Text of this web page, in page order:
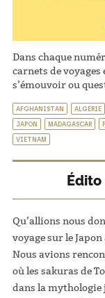
Dans chaque
carnets de
s’émouvoir ou
AFGHANISTAN ALGÉRIE
JAPON
MADAGASCAR
VIETNAM
Édito
Qu’allions nous
voyage sur le
Nous avions
où les sakuras de
dans la mythologie